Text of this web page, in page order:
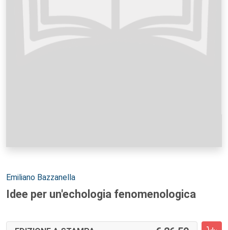
Autori:
Emiliano Bazzanella
Idee per un'echologia fenomenologica